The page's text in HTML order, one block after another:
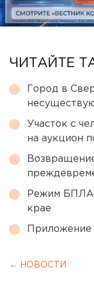
ЧИТАЙТЕ
Город в
Участок с
на аукцион
Режим
крае
← НОВОСТИ